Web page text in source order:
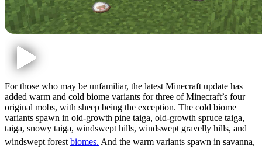
For those who may be unfamiliar, the latest Minecraft update has
added warm and cold biome variants for three of Minecraft’s four
original mobs, with sheep being the exception. The cold biome
variants spawn in old-growth pine taiga, old-growth spruce taiga,
taiga, snowy taiga, windswept hills, windswept gravelly hills, and
windswept forest biomes. And the warm variants spawn in savanna,